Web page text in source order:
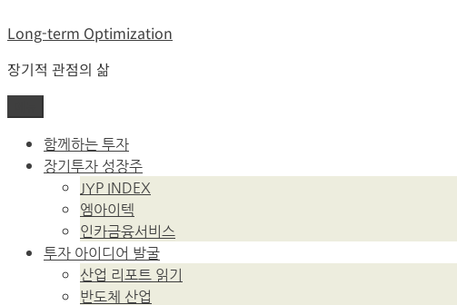
텐
츠
로
Long-term Optimization
장기적 관점의 삶
함께하는 투자
장기투자 성장주
JYP INDEX
엠아이텍
인카금융서비스
투자 아이디어 발굴
산업 리포트 읽기
반도체 산업